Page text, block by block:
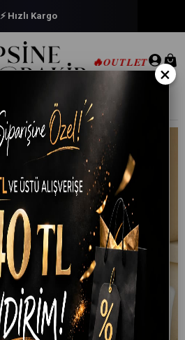
⚡ Hızlı Kargo
🔥OUTLET
×